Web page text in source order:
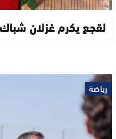
لقجع يكرم غزلان شباك
رياضة